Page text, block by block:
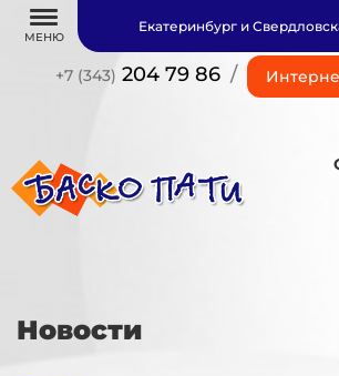
МЕНЮ
+7 (343) 204 79 86 /
Екатеринбург и
Новости